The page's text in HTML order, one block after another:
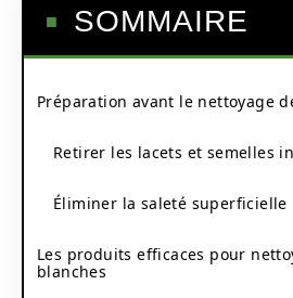
SOMMAIRE
Préparation avant le nettoyage
Retirer les lacets et semelles
Éliminer la saleté superficielle
Les produits efficaces pour
blanches